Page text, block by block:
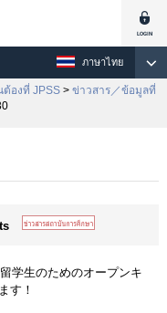
ภาษาไทย
องที่ JPSS > ข่าวสาร／ข้อมูลที่
学生のためのオープンキ
す！